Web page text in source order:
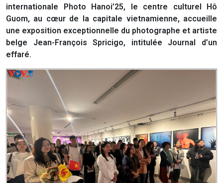
internationale Photo Hanoi’25, le centre culturel Hô
Guom, au cœur de la capitale vietnamienne, accueille
une exposition exceptionnelle du photographe et artiste
belge Jean-François Spricigo, intitulée Journal d’un
effaré.